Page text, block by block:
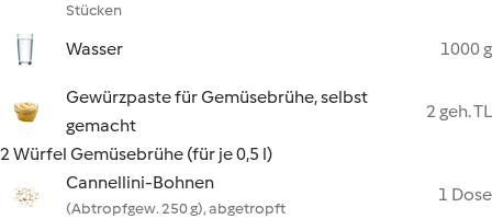
Stücken
Wasser 1000 g
Gewürzpaste für Gemüsebrühe, selbst
gemacht
2 geh. TL
2 Würfel Gemüsebrühe (für je 0,5 l)
Cannellini-Bohnen
(Abtropfgew. 250 g), abgetropft
1 Dose